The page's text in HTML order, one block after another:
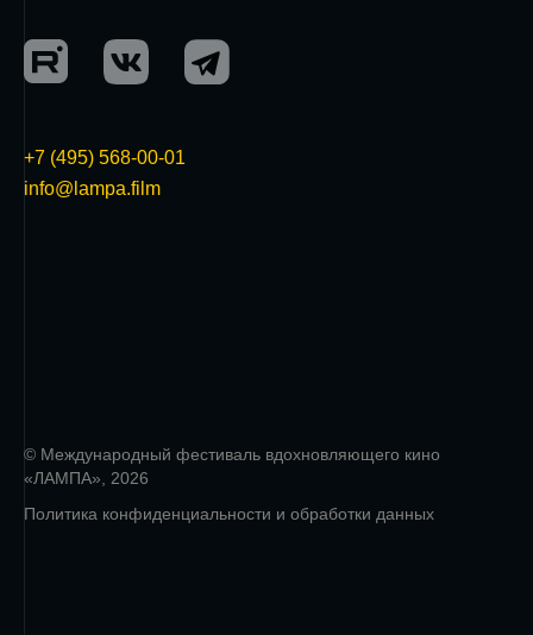
+7 (495) 568-00-01
info@lampa.film
© Международный фестиваль вдохновляющего кино
«ЛАМПА», 2026
Политика конфиденциальности и обработки данных